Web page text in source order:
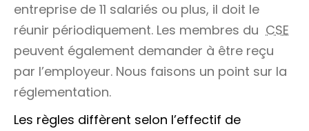
entreprise de 11 salariés ou plus, il doit le
réunir périodiquement. Les membres du CSE
peuvent également demander à être reçu
par l’employeur. Nous faisons un point sur la
réglementation.
Les règles diffèrent selon l’effectif de